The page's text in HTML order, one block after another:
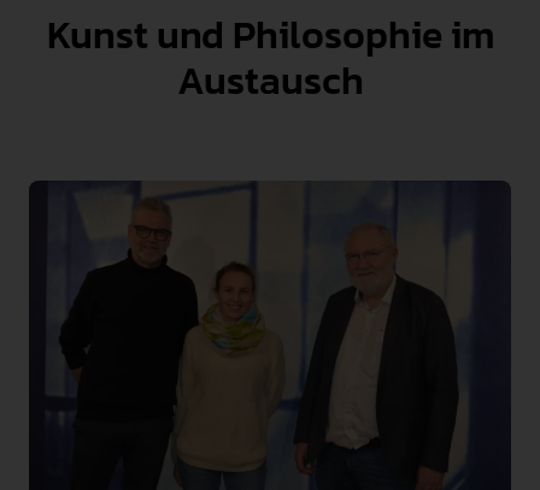
STUDIERENDE
ALUMNI
PRESSE
GEBÄRDENSPRACHE
LEICHTE SPRACHE
Kunst und Philosophie im
Austausch